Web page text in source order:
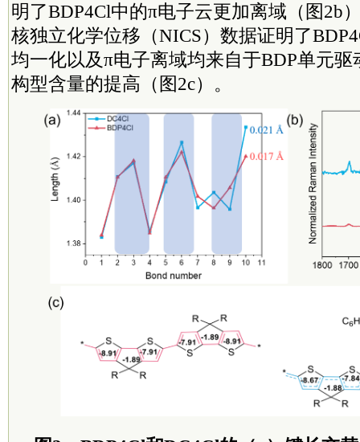
明了BDP4Cl中的π电子云更加离域（图2b
核独立化学位移（NICS）数据证明了
均一化以及π电子离域均来自于BDP单元
构型含量的提高（图2c）。